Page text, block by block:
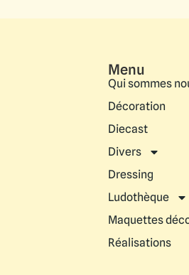
Menu
Qui sommes
Décoration
Diecast
Divers
Dressing
Ludothèque
Maquettes
Réalisations